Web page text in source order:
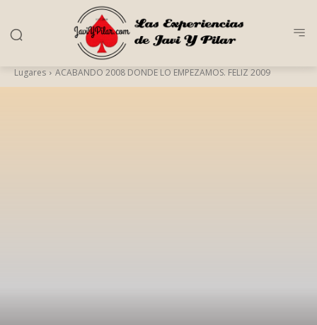
Lugares ACABANDO 2008 DONDE LO EMPEZAMOS. FELIZ 2009